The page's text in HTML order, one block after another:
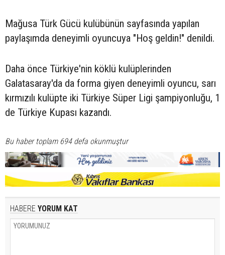
Mağusa Türk Gücü kulübünün sayfasında yapılan
paylaşımda deneyimli oyuncuya "Hoş geldin!" denildi.
Daha önce Türkiye'nin köklü kulüplerinden
Galatasaray'da da forma giyen deneyimli oyuncu, sarı
kırmızılı kulüpte iki Türkiye Süper Ligi şampiyonluğu, 1
de Türkiye Kupası kazandı.
Bu haber toplam 694 defa okunmuştur
HABERE YORUM KAT